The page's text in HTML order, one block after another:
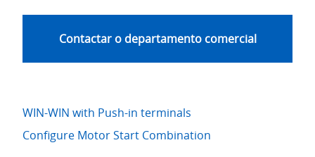
Contactar o departamento comercial
WIN-WIN with Push-in terminals
Configure Motor Start Combination